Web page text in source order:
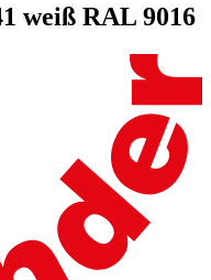
weiß RAL 9016